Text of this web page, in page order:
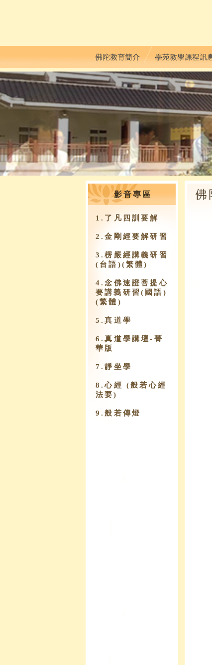
影音專區
1.了凡四訓要解
2.金剛經要解研習
3.楞嚴經講義研習
(台語)(繁體)
4.念佛速證菩提心
要講義研習(國語)
(繁體)
5.真道學
6.真道學講壇-菁
華版
7.靜坐學
8.心經 (般若心經
法要)
9.​般若傳燈